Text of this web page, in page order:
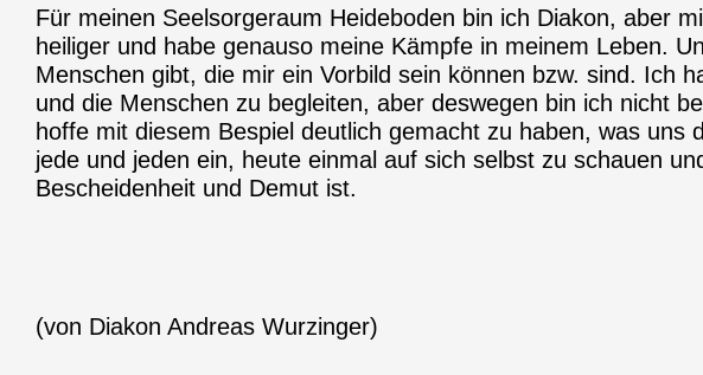
Für meinen Seelsorgeraum Heideboden bin ich Diakon, aber
heiliger und habe genauso meine Kämpfe in meinem Leben.
Menschen gibt, die mir ein Vorbild sein können bzw. sind. Ich
und die Menschen zu begleiten, aber deswegen bin ich nicht
hoffe mit diesem Bespiel deutlich gemacht zu haben, was
jede und jeden ein, heute einmal auf sich selbst zu schauen
Bescheidenheit und Demut ist.
(von Diakon Andreas Wurzinger)